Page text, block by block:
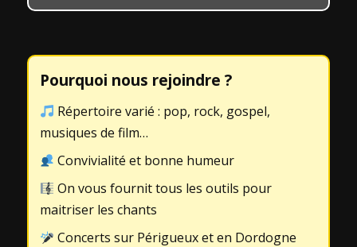
Pourquoi nous rejoindre ?
Répertoire varié : pop, rock, gospel,
musiques de film…
Convivialité et bonne humeur
On vous fournit tous les outils pour
maitriser les chants
Concerts sur Périgueux et en Dordogne